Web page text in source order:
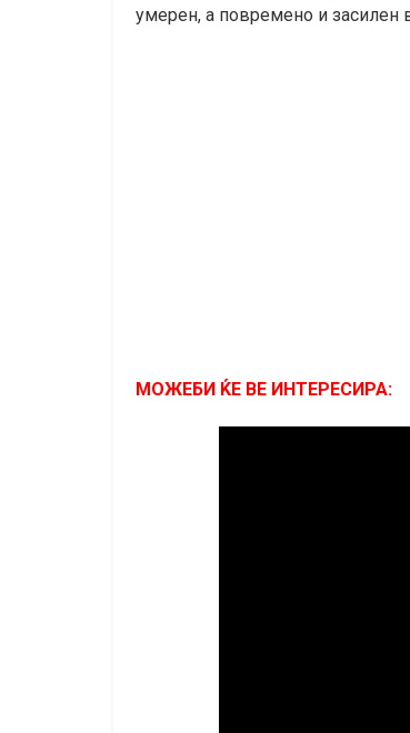
умерен, а повремено и засилен
МОЖЕБИ ЌЕ ВЕ ИНТЕРЕСИРА: